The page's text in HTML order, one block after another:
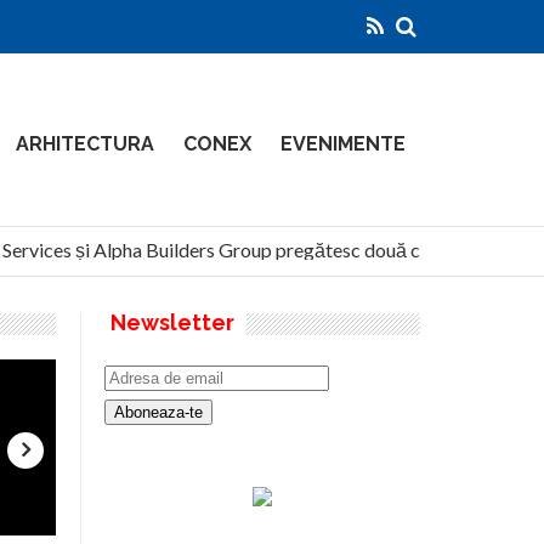
ARHITECTURA CONEX EVENIMENTE
și Alpha Builders Group pregătesc două clădiri de 14
Newsletter